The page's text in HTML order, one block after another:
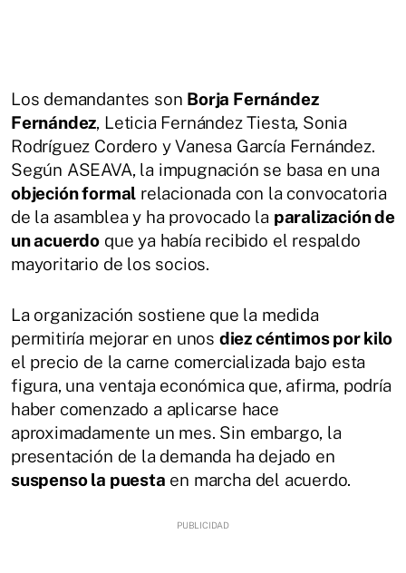
Los demandantes son Borja Fernández
Fernández, Leticia Fernández Tiesta, Sonia
Rodríguez Cordero y Vanesa García Fernández.
Según ASEAVA, la impugnación se basa en una
objeción formal relacionada con la convocatoria
de la asamblea y ha provocado la paralización de
un acuerdo que ya había recibido el respaldo
mayoritario de los socios.
La organización sostiene que la medida
permitiría mejorar en unos diez céntimos por kilo
el precio de la carne comercializada bajo esta
figura, una ventaja económica que, afirma, podría
haber comenzado a aplicarse hace
aproximadamente un mes. Sin embargo, la
presentación de la demanda ha dejado en
suspenso la puesta en marcha del acuerdo.